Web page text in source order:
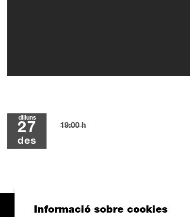
dilluns
27
des
19:00 h
Informació sobre cookies